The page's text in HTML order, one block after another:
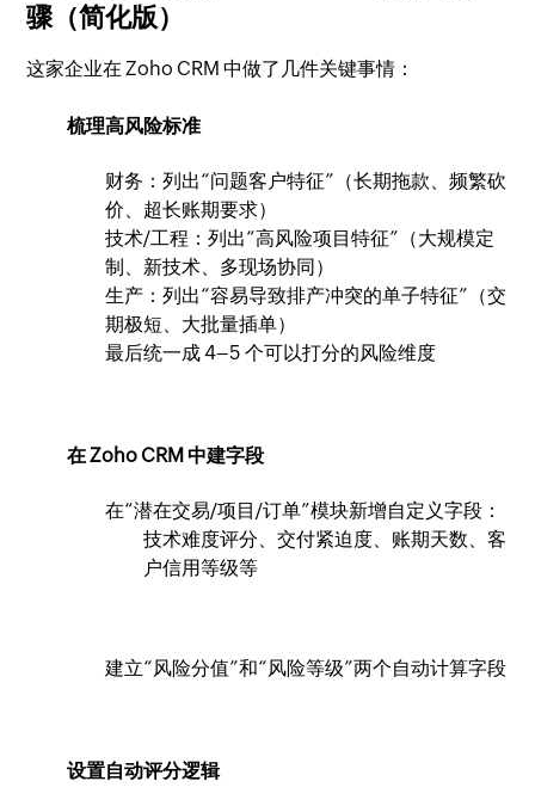
骤（简化版）
这家企业在 Zoho CRM 中做了几件关键事情：
梳理高风险标准
财务：列出“问题客户特征”（长期拖款、频繁砍
价、超长账期要求）
技术/工程：列出“高风险项目特征”（大规模定
制、新技术、多现场协同）
生产：列出“容易导致排产冲突的单子特征”（交
期极短、大批量插单）
最后统一成 4–5 个可以打分的风险维度
在 Zoho CRM 中建字段
在“潜在交易/项目/订单”模块新增自定义字段：
技术难度评分、交付紧迫度、账期天数、客
户信用等级等
建立“风险分值”和“风险等级”两个自动计算字段
设置自动评分逻辑